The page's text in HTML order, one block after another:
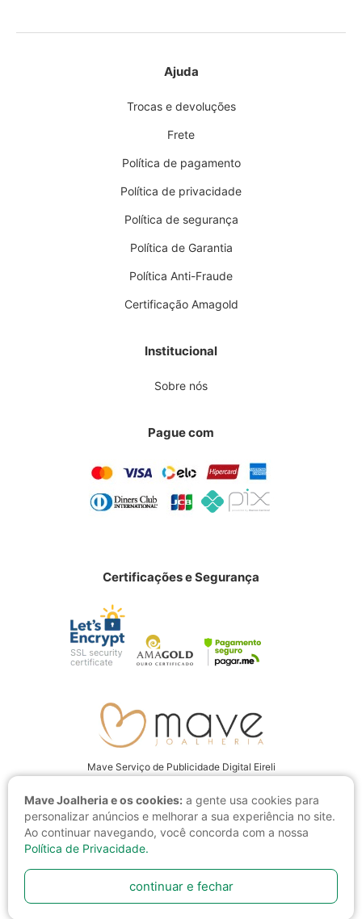
Mave Joalheria e os cookies: a gente usa cookies para
personalizar anúncios e melhorar a sua experiência no site.
Ao continuar navegando, você concorda com a nossa
Política de Privacidade.
continuar e fechar
Ajuda
Trocas e devoluções
Frete
Política de pagamento
Política de privacidade
Política de segurança
Política de Garantia
Política Anti-Fraude
Certificação Amagold
Institucional
Sobre nós
Pague com
Certificações e Segurança
Mave Serviço de Publicidade Digital Eireli
Av. Juscelino Kubitschek, 4001 CEP: 15093-280, São José do Rio Preto
- SP